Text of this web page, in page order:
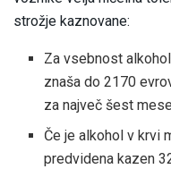
strožje kaznovane:
Za vsebnost
znaša do 2170
za največ šest
Če je alkohol v krvi
predvidena kazen